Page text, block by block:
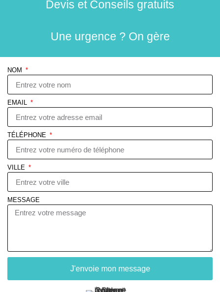
Devis et Conseils gratuits
Une urgence ? On gère
NOM
EMAIL
TÉLÉPHONE
VILLE
MESSAGE
J'envoie mon message